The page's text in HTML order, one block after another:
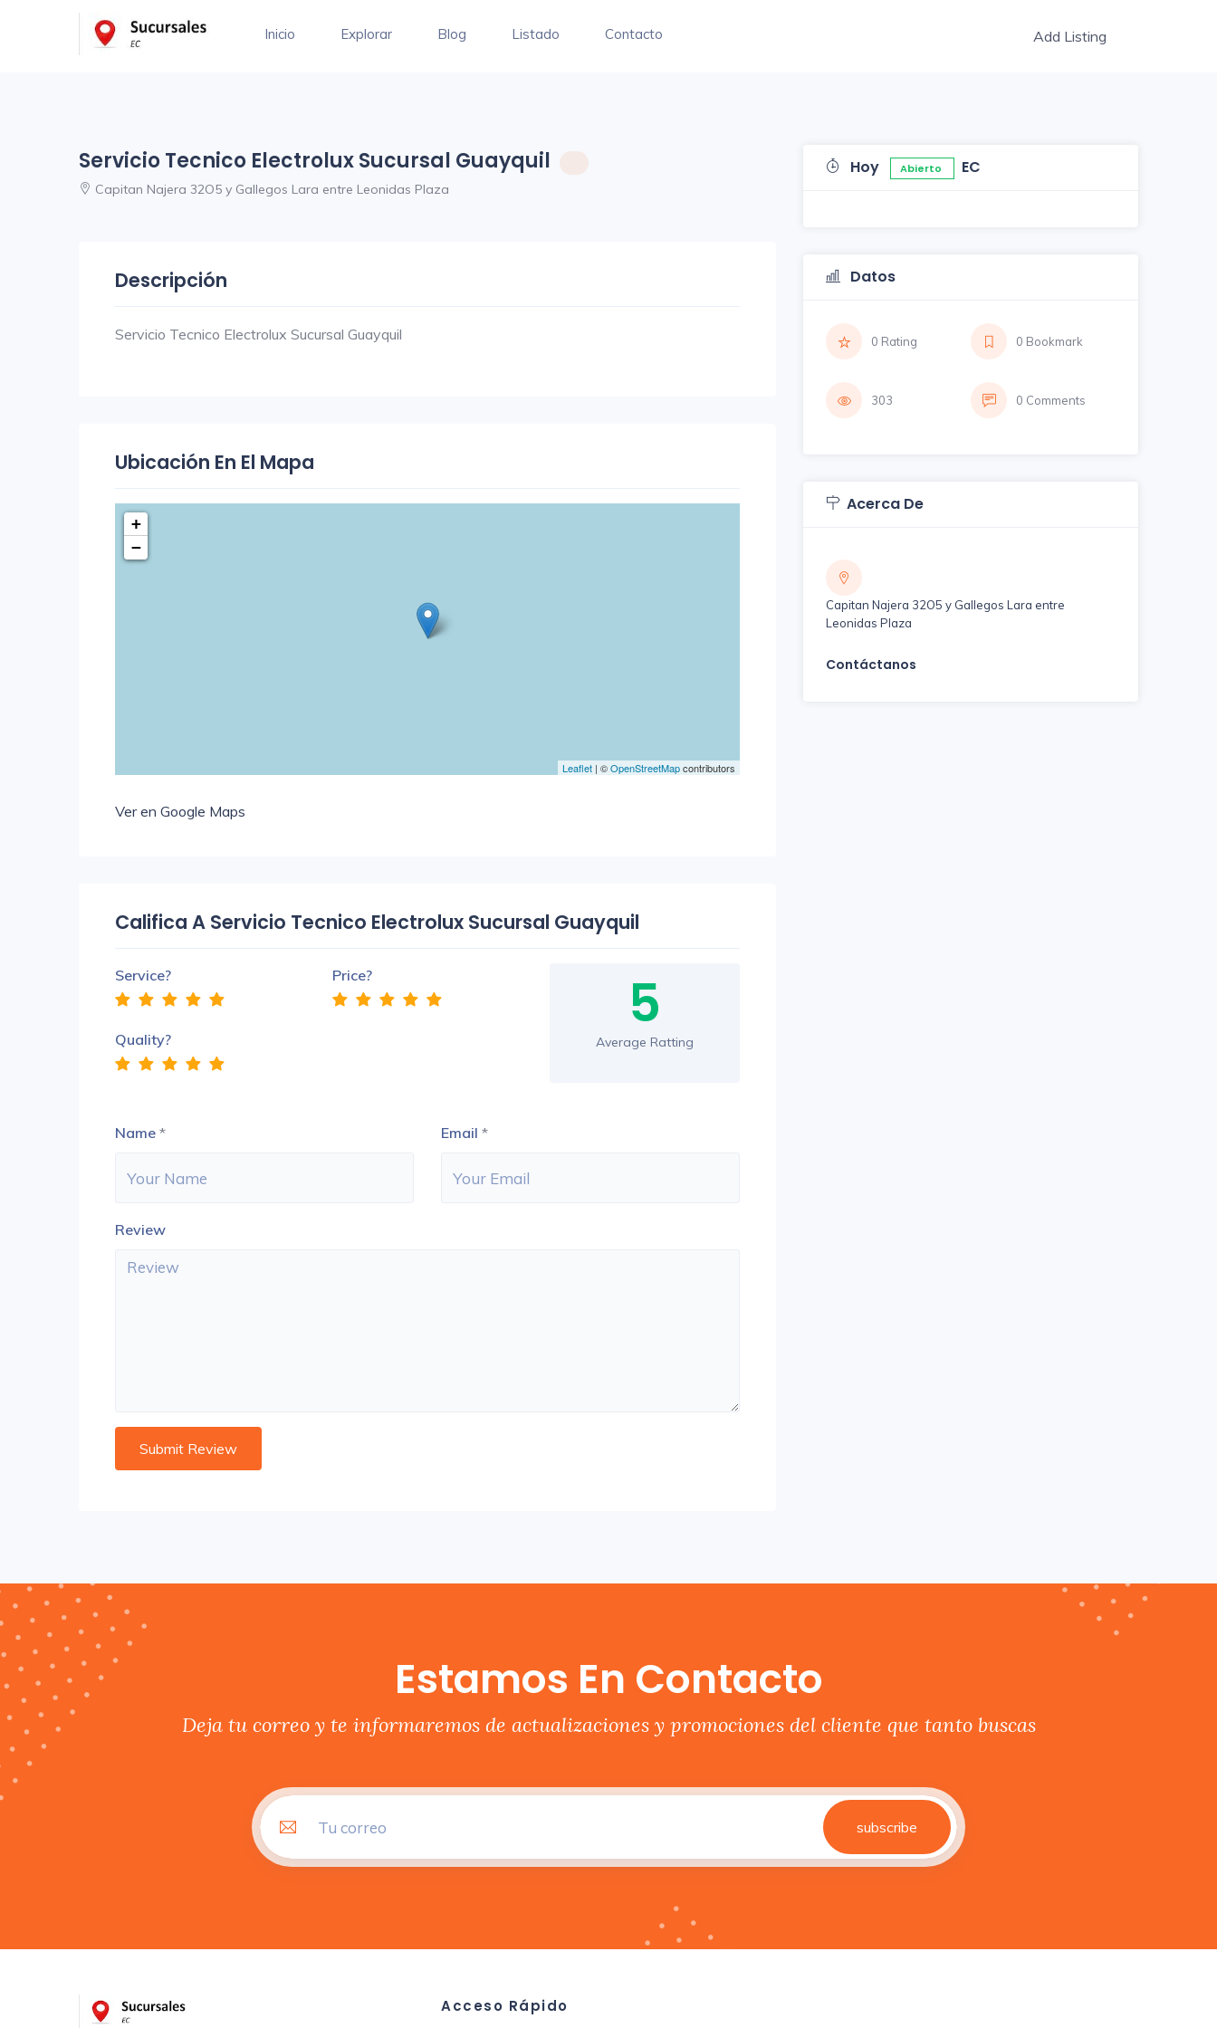
Add Listing
Inicio Explorar Blog Listado Contacto
Servicio Tecnico Electrolux Sucursal Guayquil
Capitan Najera 32O5 y Gallegos Lara entre Leonidas Plaza
Descripción
Servicio Tecnico Electrolux Sucursal Guayquil
Ubicación En El Mapa
+
−
Leaflet | ©OpenStreetMapcontributors
Ver en Google Maps
Califica A Servicio Tecnico Electrolux Sucursal Guayquil
Service? Price?
Quality? 5
Average Ratting
Name * Email *
Review
Hoy Abierto EC
Datos
0 Rating 0 Bookmark
303 0 Comments
Acerca De
Capitan Najera 32O5 y Gallegos Lara entre
Leonidas Plaza
Contáctanos
Estamos En Contacto
Deja tu correo y te informaremos de actualizaciones y promociones del cliente que tanto buscas
subscribe
Acceso Rápido